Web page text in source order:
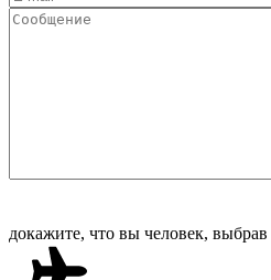
докажите, что вы человек, выбрав